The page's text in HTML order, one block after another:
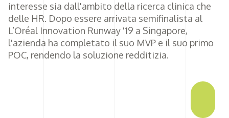
interesse sia dall'ambito della ricerca clinica che
delle HR. Dopo essere arrivata semifinalista al
L’Oréal Innovation Runway '19 a Singapore,
l'azienda ha completato il suo MVP e il suo primo
POC, rendendo la soluzione redditizia.